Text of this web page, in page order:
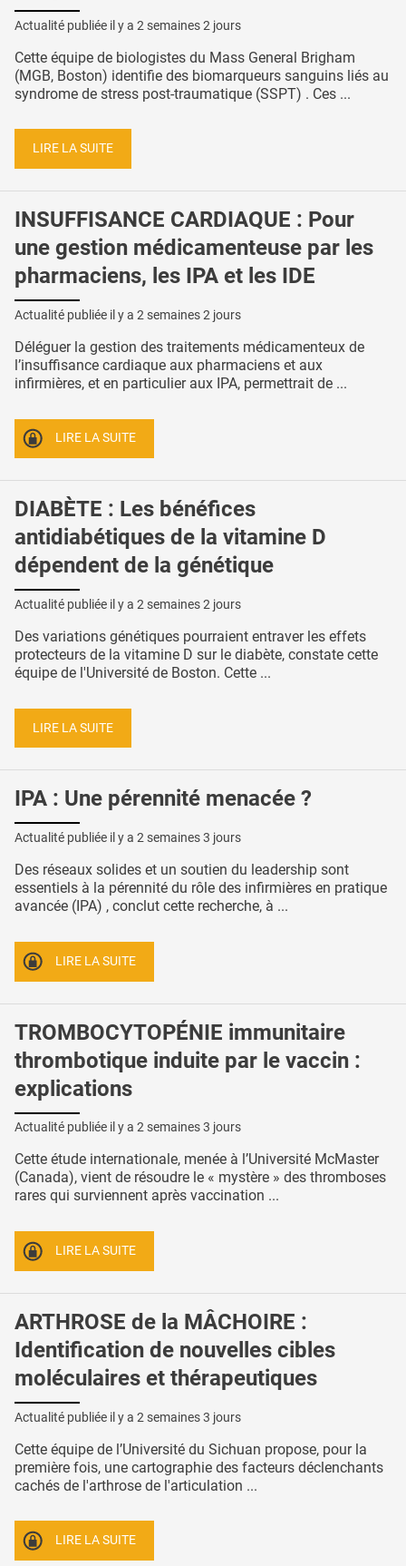
Actualité publiée il y a 2 semaines 2 jours
Cette équipe de biologistes du Mass General Brigham
(MGB, Boston) identifie des biomarqueurs sanguins liés au
syndrome de stress post-traumatique (SSPT) . Ces ...
LIRE LA SUITE
INSUFFISANCE CARDIAQUE : Pour
une gestion médicamenteuse par les
pharmaciens, les IPA et les IDE
Actualité publiée il y a 2 semaines 2 jours
Déléguer la gestion des traitements médicamenteux de
l’insuffisance cardiaque aux pharmaciens et aux
infirmières, et en particulier aux IPA, permettrait de ...
LIRE LA SUITE
DIABÈTE : Les bénéfices
antidiabétiques de la vitamine D
dépendent de la génétique
Actualité publiée il y a 2 semaines 2 jours
Des variations génétiques pourraient entraver les effets
protecteurs de la vitamine D sur le diabète, constate cette
équipe de l'Université de Boston. Cette ...
LIRE LA SUITE
IPA : Une pérennité menacée ?
Actualité publiée il y a 2 semaines 3 jours
Des réseaux solides et un soutien du leadership sont
essentiels à la pérennité du rôle des infirmières en pratique
avancée (IPA) , conclut cette recherche, à ...
LIRE LA SUITE
TROMBOCYTOPÉNIE immunitaire
thrombotique induite par le vaccin :
explications
Actualité publiée il y a 2 semaines 3 jours
Cette étude internationale, menée à l’Université McMaster
(Canada), vient de résoudre le « mystère » des thromboses
rares qui surviennent après vaccination ...
LIRE LA SUITE
ARTHROSE de la MÂCHOIRE :
Identification de nouvelles cibles
moléculaires et thérapeutiques
Actualité publiée il y a 2 semaines 3 jours
Cette équipe de l’Université du Sichuan propose, pour la
première fois, une cartographie des facteurs déclenchants
cachés de l'arthrose de l'articulation ...
LIRE LA SUITE